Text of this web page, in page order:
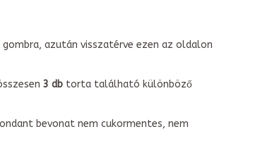
gombra, azután visszatérve ezen az oldalon
3 dbtorta található különböző
bevonat nem cukormentes, nem